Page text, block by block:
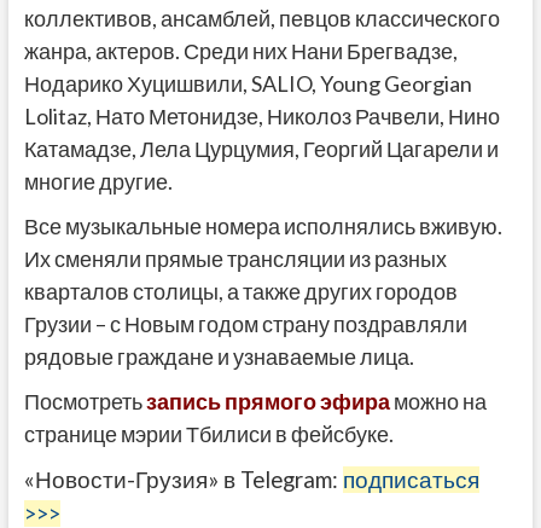
коллективов, ансамблей, певцов классического
жанра, актеров. Среди них Нани Брегвадзе,
Нодарико Хуцишвили, SALIO, Young Georgian
Lolitaz, Нато Метонидзе, Николоз Рачвели, Нино
Катамадзе, Лела Цурцумия, Георгий Цагарели и
многие другие.
Все музыкальные номера исполнялись вживую.
Их сменяли прямые трансляции из разных
кварталов столицы, а также других городов
Грузии – с Новым годом страну поздравляли
рядовые граждане и узнаваемые лица.
Посмотретьзапись прямого эфираможно на
странице мэрии Тбилиси в фейсбуке.
«Новости-Грузия» в Telegram: подписаться
>>>